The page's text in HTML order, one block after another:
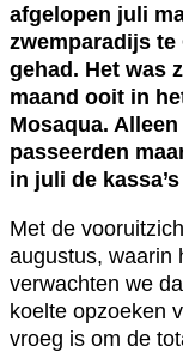
afgelopen juli
zwemparadijs te
gehad. Het was
maand ooit in
Mosaqua.
passeerden
in juli de
Met de
augustus, waarin
verwachten we
koelte opzoeken
vroeg is om de